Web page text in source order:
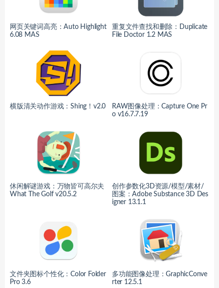
网页关键词高亮：Auto Highlight
6.08 MAS
重复文件查找和删除：Duplicate
File Doctor 1.2 MAS
横版清关动作游戏：Shing！v2.0
RAW图像处理：Capture One Pr
o v16.7.7.19
休闲解谜游戏：万物皆可高尔夫
What The Golf v20.5.2
创作参数化3D资源/模型/素材/
图案：Adobe Substance 3D Des
igner 13.1.1
文件夹图标个性化：Color Folder
Pro 3.6
多功能图像处理：GraphicConve
rter 12.5.1